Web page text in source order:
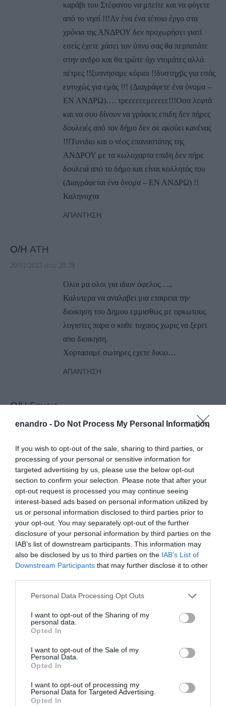
enandro - Do Not Process My Personal Information
If you wish to opt-out of the sale, sharing to third parties, or
processing of your personal or sensitive information for
targeted advertising by us, please use the below opt-out
section to confirm your selection. Please note that after your
opt-out request is processed you may continue seeing
interest-based ads based on personal information utilized by
us or personal information disclosed to third parties prior to
your opt-out. You may separately opt-out of the further
disclosure of your personal information by third parties on the
IAB’s list of downstream participants. This information may
also be disclosed by us to third parties on the IAB’s List of
Downstream Participants that may further disclose it to other
Please note that this website/app uses one or more Google
not limited to your visit or usage behaviour. You may click to
grant or deny consent to Google and its third-party tags to
use your data for below specified purposes in below Google
consent section.
Personal Data Processing Opt Outs
I want to opt-out of the Sharing of my
personal data.
Opted In
I want to opt-out of the Sale of my
Personal Data.
Opted In
I want to opt-out of processing my
Personal Data for Targeted Advertising.
Opted In
καράβι του Στέφανου να μπείτε και να φύγετε
από το νησί !!!Αν ένα ένα τέτοιο έργο στα
χρόνια της ΑΝΔΡΟΥ δεν προχωρήσει γιατί
εσείς έχετε χάσει τον ύπνο σας θα περπατάτε
στην ανδρο και θα τρώτε όχι ντομάτες αλλά
πέτρες !!ξυπνησαμε κύριοι !!δυστηχβς για εσάς
ευτυχώς για εμάς !!! (Διαγράφετε ένα όνομα –
ΕΝ ΑΝΔΡΩ)…. τρεεεεεεμεεεεε!!!Οσα λεφτά
και να σου δίνουν να γράφεις επιδη δεν πήρες
δουλειές από τον δήμο δεν σε ακούει κανένας
!!!Τονιδιο και ο νέος επαναστάτης της
ΑΝΔΡΟΥ με τα κωλοχαρτα επιδη δεν πήρε
δουλειά από το δήμο και είναι κολλητός του
(Διαγράφεται ένα όνομα – ΕΝ ΑΝΔΡΩ) !!
Καληνυχτα
ΑΠΆΝΤΗΣΗ
Ο/Η ATH
20/01/2023 στις 20:39
Ολοι μα ολοι για ιδιον όφελος…..
Καλυτερα να αναλαβει μια εταιρεια την
διοικηση του Δημου εμμισθως με ορκωτους
λογιστες παρα ο καθε τυχαιος χωρις να ξερει
απο διοικηση.
Χορτασαμε σωτηρες εχετε δικιο…
ΑΠΆΝΤΗΣΗ
Ο/ΗΓαυριο
20/01/2023 στις 14:48
φωνάζουμε ,γίνονται έργα πάλι φωνάζουμε !!
Εχετε χάσει τον ύπνο σας αγαπητοί !Χεστηκε ο
κάθε Ανδριώτης αν ο δήμαρχος έδωσε
απευθείας ανάθεση η όχι !Ο Ανδριώτης
αντιπολίτευση θελει έργα και όχι λόγια !Θελει
πράξεις όχι λόγια !Θελει η ποιότητα ζωής να
έχει αξία σε αυτό τόπο !πι επαγγελματίες
θέλουν να επενδύουν και να έχει ζωή αυτός ο
τόπος !τα παιδιά θέλουν σχολεία ,γύπεδα
κοντά !Ο κόσμος ξύπνησε και ευτυχώς που
τραπεζώματα στις γιορτές και γελάκια ότι και
καλά εδώ είμαστε και θα την πάρουμε την
Σουσουδης καπακης στο ίδιο τραπέζι να